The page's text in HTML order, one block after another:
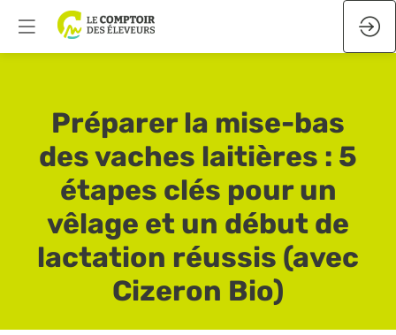
Préparer la mise-bas
des vaches laitières : 5
étapes clés pour un
vêlage et un début de
lactation réussis (avec
Cizeron Bio)